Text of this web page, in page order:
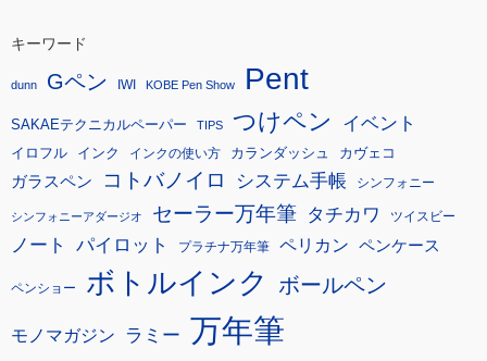
キーワード
dunn Gペン IWI KOBE Pen Show Pent
SAKAEテクニカルペーパー TIPS つけペン イベント
イロフル インク インクの使い方 カランダッシュ カヴェコ
ガラスペン コトバノイロ システム手帳 シンフォニー
シンフォニーアダージオ セーラー万年筆 タチカワ ツイスビー
ノート パイロット プラチナ万年筆 ペリカン ペンケース
ペンショー ボトルインク ボールペン
モノマガジン ラミー 万年筆